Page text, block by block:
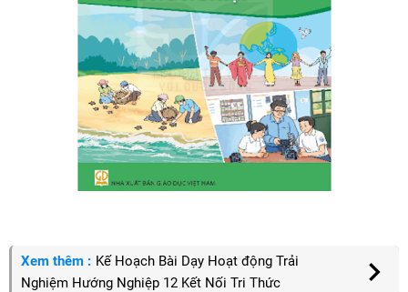
Xem thêm : Kế Hoạch Bài Dạy Hoạt động Trải
Nghiệm Hướng Nghiệp 12 Kết Nối Tri Thức